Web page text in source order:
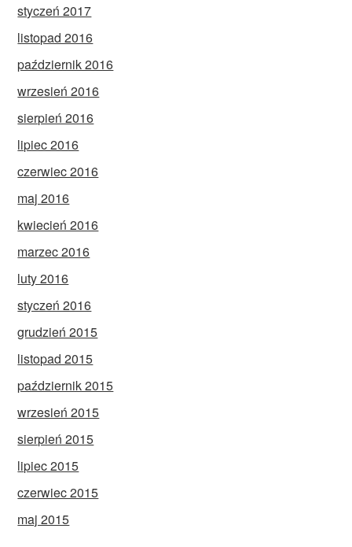
styczeń 2017
listopad 2016
październik 2016
wrzesień 2016
sierpień 2016
lipiec 2016
czerwiec 2016
maj 2016
kwiecień 2016
marzec 2016
luty 2016
styczeń 2016
grudzień 2015
listopad 2015
październik 2015
wrzesień 2015
sierpień 2015
lipiec 2015
czerwiec 2015
maj 2015